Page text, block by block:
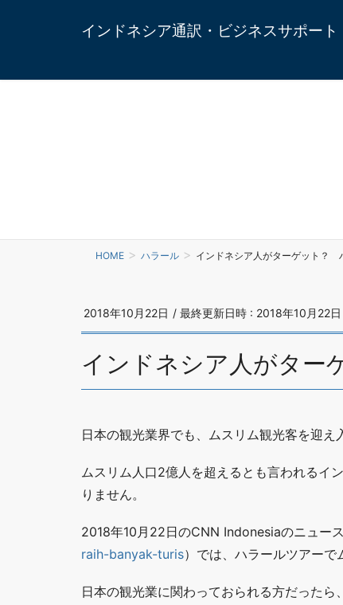
インドネシア通訳・ビジネスサポート
HOME ハラール インドネシア人がターゲット？
2018年10月22日 / 最終更新日時 : 2018年10月22日
インドネシア人がター
日本の観光業界でも、ムスリム観光客を迎え
ムスリム人口2億人を超えるとも言われるイ
りません。
2018年10月22日のCNN Indonesiaのニュー
raih-banyak-turis）では、ハラールツアーで
日本の観光業に関わっておられる方だったら